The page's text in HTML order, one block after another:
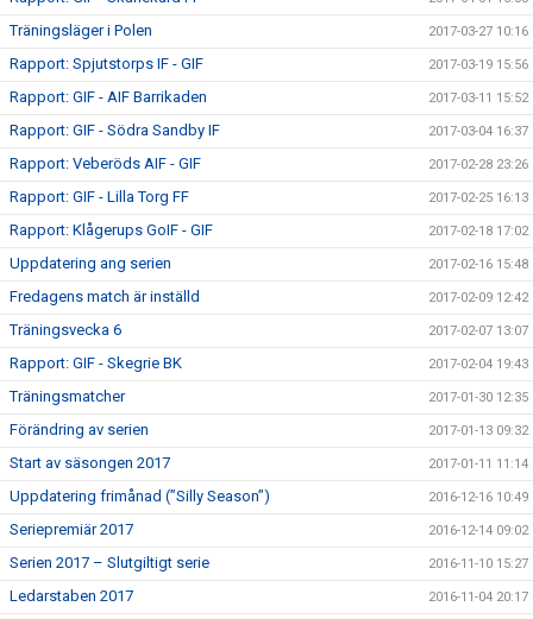
Träningsläger i Polen 2017-03-27 10:16
Rapport: Spjutstorps IF - GIF 2017-03-19 15:56
Rapport: GIF - AIF Barrikaden 2017-03-11 15:52
Rapport: GIF - Södra Sandby IF 2017-03-04 16:37
Rapport: Veberöds AIF - GIF 2017-02-28 23:26
Rapport: GIF - Lilla Torg FF 2017-02-25 16:13
Rapport: Klågerups GoIF - GIF 2017-02-18 17:02
Uppdatering ang serien 2017-02-16 15:48
Fredagens match är inställd 2017-02-09 12:42
Träningsvecka 6 2017-02-07 13:07
Rapport: GIF - Skegrie BK 2017-02-04 19:43
Träningsmatcher 2017-01-30 12:35
Förändring av serien 2017-01-13 09:32
Start av säsongen 2017 2017-01-11 11:14
Uppdatering frimånad (”Silly Season”) 2016-12-16 10:49
Seriepremiär 2017 2016-12-14 09:02
Serien 2017 – Slutgiltigt serie 2016-11-10 15:27
Ledarstaben 2017 2016-11-04 20:17